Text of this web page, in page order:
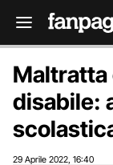
Maltratta
disabile:
29 Aprile 2022 16:40